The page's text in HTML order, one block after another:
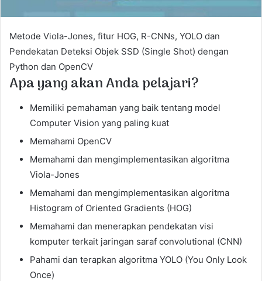
Metode Viola-Jones, fitur HOG, R-CNNs, YOLO dan
Pendekatan Deteksi Objek SSD (Single Shot) dengan
Python dan OpenCV
Apa yang akan Anda pelajari?
Memiliki pemahaman yang baik tentang model
Computer Vision yang paling kuat
Memahami OpenCV
Memahami dan mengimplementasikan algoritma
Viola-Jones
Memahami dan mengimplementasikan algoritma
Histogram of Oriented Gradients (HOG)
Memahami dan menerapkan pendekatan visi
komputer terkait jaringan saraf convolutional (CNN)
Pahami dan terapkan algoritma YOLO (You Only Look
Once)